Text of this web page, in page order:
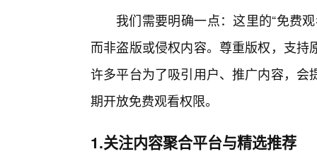
我们需要明确一点：这里的“免费
而非盗版或侵权内容。尊重版权，支
许多平台为了吸引用户、推广内容，
期开放免费观看权限。
1.关注内容聚合平台与精选推荐